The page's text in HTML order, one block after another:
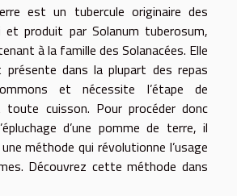
est un tubercule originaire des
et produit par Solanum tuberosum,
à la famille des Solanacées. Elle
dans la plupart des repas
et nécessite l’étape de
toute cuisson. Pour procéder donc
d’une pomme de terre, il
méthode qui révolutionne l’usage
Découvrez cette méthode dans